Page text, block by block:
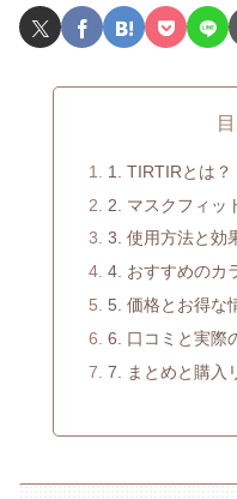
1. TIRTIRとは？
2. マスクフィッ
3. 使用方法と効
4. おすすめのカ
5. 価格とお得な
6. 口コミと実際
7. まとめと購入